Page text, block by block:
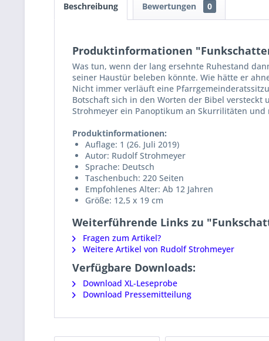
Beschreibung Bewertungen 0
Produktinformationen
Was tun, wenn der lang ersehnte Ruhestand
seiner Haustür beleben könnte. Wie hätte er
Nicht immer verläuft eine
Botschaft sich in den Worten der Bibel
Strohmeyer ein Panoptikum an Skurrilitäten
Produktinformationen:
Auflage: 1 (26. Juli 2019)
Autor: Rudolf Strohmeyer
Sprache: Deutsch
Taschenbuch: 220 Seiten
Empfohlenes Alter: Ab 12 Jahren
Größe: 12,5 x 19 cm
Weiterführende Links zu
Fragen zum Artikel?
Weitere Artikel von Rudolf Strohmeyer
Verfügbare Downloads:
Download XL-Leseprobe
Download Pressemitteilung